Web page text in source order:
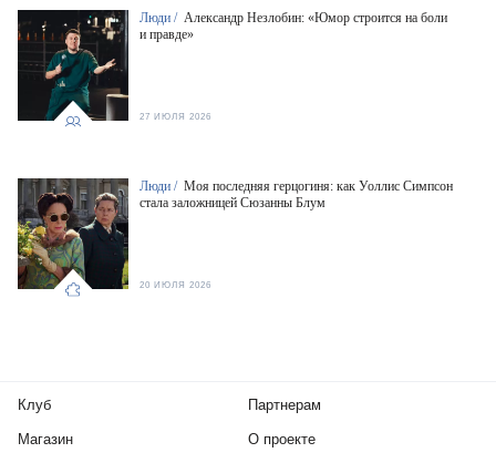
Люди / Александр Незлобин: «Юмор строится на боли
и правде»
27 ИЮЛЯ 2026
Люди / Моя последняя герцогиня: как Уоллис Симпсон
стала заложницей Сюзанны Блум
20 ИЮЛЯ 2026
Клуб
Магазин
Партнерам
О проекте